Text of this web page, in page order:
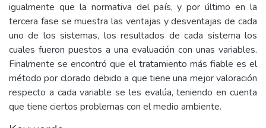
igualmente que la normativa del país, y por último en la
tercera fase se muestra las ventajas y desventajas de cada
uno de los sistemas, los resultados de cada sistema los
cuales fueron puestos a una evaluación con unas variables.
Finalmente se encontró que el tratamiento más fiable es el
método por clorado debido a que tiene una mejor valoración
respecto a cada variable se les evalúa, teniendo en cuenta
que tiene ciertos problemas con el medio ambiente.